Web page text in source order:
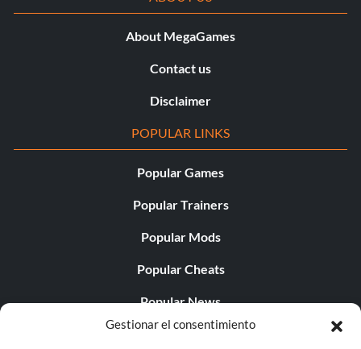
Gestionar el consentimiento
About MegaGames
Contact us
Disclaimer
POPULAR LINKS
Popular Games
Popular Trainers
Popular Mods
Popular Cheats
Popular News
Popular Editorials